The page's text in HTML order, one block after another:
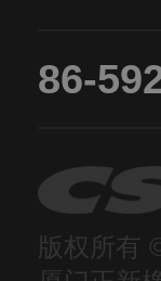
86-
版权所有